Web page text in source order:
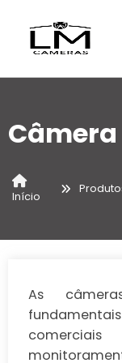
Início
As